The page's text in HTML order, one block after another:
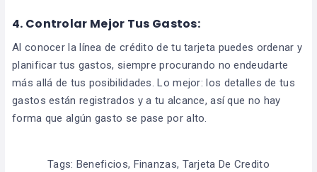
4. Controlar Mejor Tus Gastos:
Al conocer la línea de crédito de tu tarjeta puedes ordenar y
planificar tus gastos, siempre procurando no endeudarte
más allá de tus posibilidades. Lo mejor: los detalles de tus
gastos están registrados y a tu alcance, así que no hay
forma que algún gasto se pase por alto.
Tags: Beneficios, Finanzas, Tarjeta De Credito